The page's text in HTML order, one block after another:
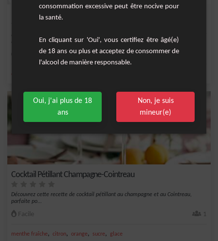
Melon Daïquiri
citron
Cocktail Pétillant Champagne-Cointreau
Découvrez cette recette de cocktail pétillant au champagne et au Cointreau,
parfaite po...
Facile 1
menthe fraîche, citron, orange, sucre, glace
consommation excessive peut être nocive pour
la santé.
En cliquant sur 'Oui', vous certifiez être âgé(e)
de 18 ans ou plus et acceptez de consommer de
l'alcool de manière responsable.
Oui, j'ai plus de 18
ans
Non, je suis
mineur(e)